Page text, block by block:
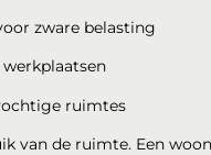
zware belasting
ruimtes
van de ruimte. Een